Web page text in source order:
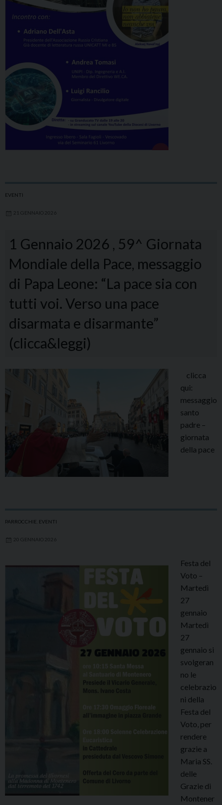
EVENTI
21 GENNAIO 2026
1 Gennaio 2026 , 59^ Giornata
Mondiale della Pace, messaggio
di Papa Leone: “La pace sia con
tutti voi. Verso una pace
disarmata e disarmante”
(clicca&leggi)
clicca
qui:
messaggio
santo
padre –
giornata
della pace
PARROCCHIE EVENTI
20 GENNAIO 2026
Festa del
Voto –
Martedì
27
gennaio
Martedì
27
gennaio si
svolgeran
no le
celebrazio
ni della
Festa del
Voto, per
rendere
grazie a
Maria SS.
delle
Grazie di
Montener